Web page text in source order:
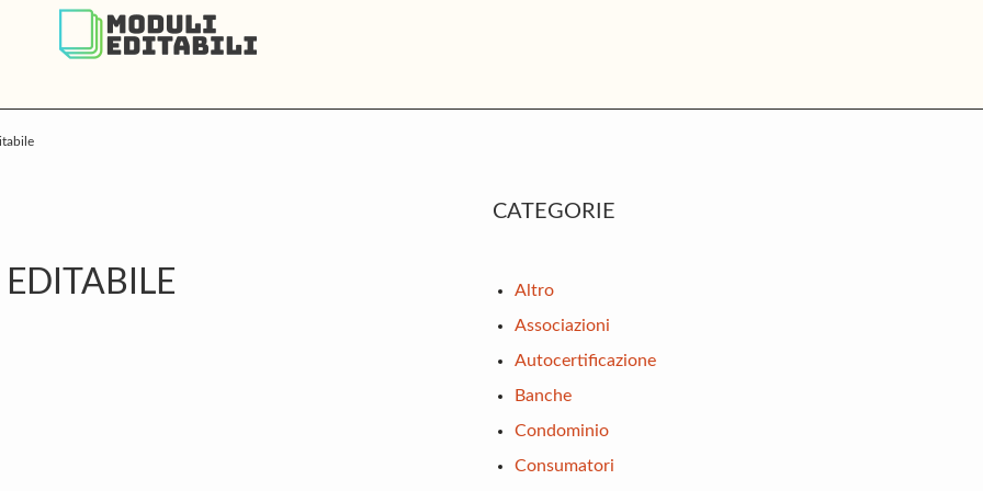
Primary
CATEGORIE
Altro
Associazioni
Autocertificazione
Banche
Condominio
Consumatori